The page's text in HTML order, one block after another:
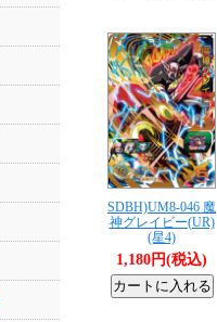
SDBH)UM8-046 魔
神グレイビー(UR)
(星4)
1,180円(税込)